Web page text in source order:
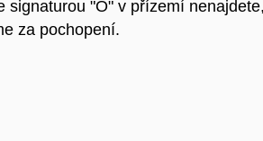
signaturou "O" v přízemí
za pochopení.